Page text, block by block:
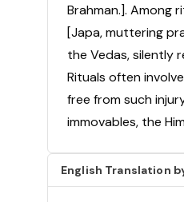
Brahman.]. Among
[Japa, muttering
the Vedas, silently
Rituals often
free from such
immovables, the
English Translation